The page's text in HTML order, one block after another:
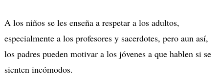
A los niños se les enseña a respetar a los adultos,
especialmente a los profesores y sacerdotes, pero aun así,
los padres pueden motivar a los jóvenes a que hablen si se
sienten incómodos.